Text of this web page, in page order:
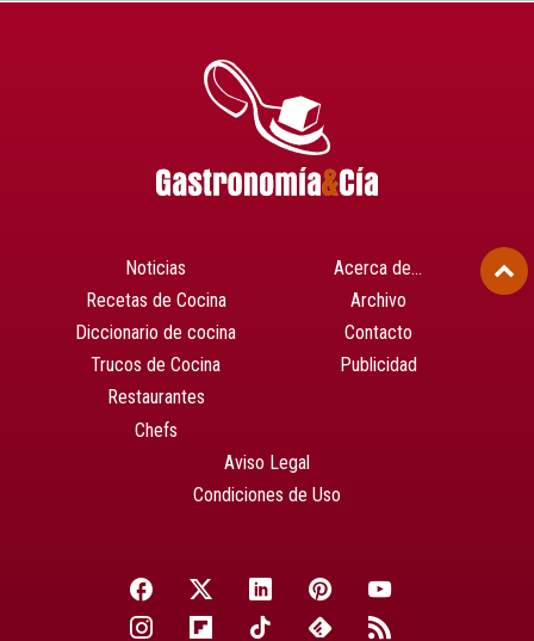
Noticias
Recetas de Cocina
Diccionario de cocina
Trucos de Cocina
Restaurantes
Chefs
Acerca de…
Archivo
Contacto
Publicidad
Aviso Legal
Condiciones de Uso